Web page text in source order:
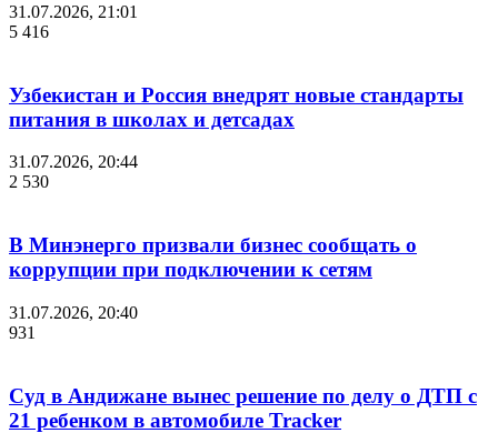
31.07.2026, 21:01
5 416
Узбекистан и Россия внедрят новые стандарты
питания в школах и детсадах
31.07.2026, 20:44
2 530
В Минэнерго призвали бизнес сообщать о
коррупции при подключении к сетям
31.07.2026, 20:40
931
Суд в Андижане вынес решение по делу о ДТП с
21 ребенком в автомобиле Tracker